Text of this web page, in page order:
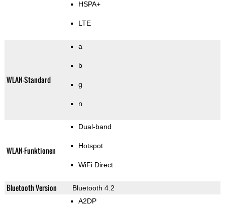
HSPA+
LTE
WLAN-Standard
a
b
g
n
WLAN-Funktionen
Dual-band
Hotspot
WiFi Direct
Bluetooth Version Bluetooth 4.2
A2DP